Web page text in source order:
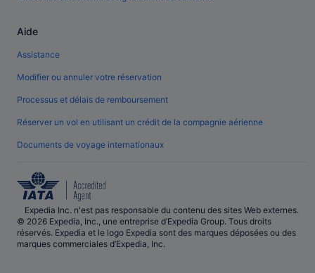
Aide
Assistance
Modifier ou annuler votre réservation
Processus et délais de remboursement
Réserver un vol en utilisant un crédit de la compagnie aérienne
Documents de voyage internationaux
Expedia Inc. n'est pas responsable du contenu des sites Web externes.
© 2026 Expedia, Inc., une entreprise d’Expedia Group. Tous droits
réservés. Expedia et le logo Expedia sont des marques déposées ou des
marques commerciales d’Expedia, Inc.